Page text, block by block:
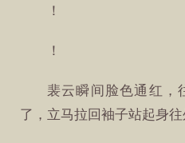
！
！
裴云瞬间脸色通红，
了，立马拉回袖子站起身往